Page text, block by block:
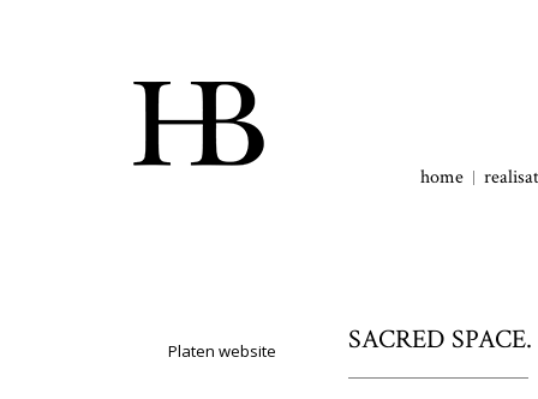
home
Platen website SACRED SPACE.